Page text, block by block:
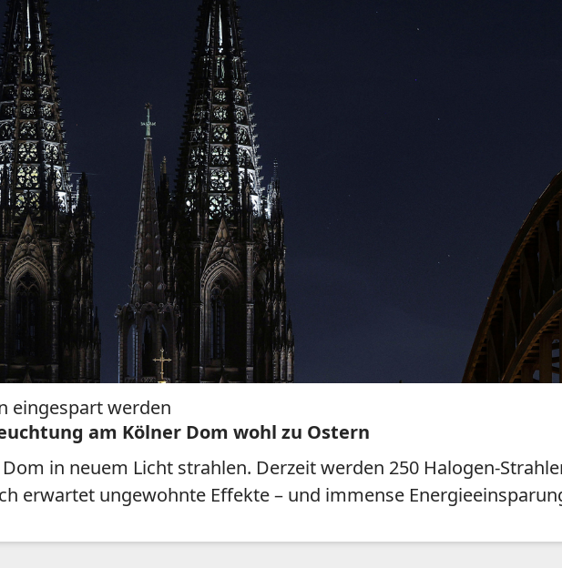
eingespart werden
am Kölner Dom wohl zu Ostern
in neuem Licht strahlen. Derzeit werden 250 Halogen-
erwartet ungewohnte Effekte – und immense